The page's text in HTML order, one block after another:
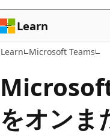
ン
ツ
に
ス
ッ
プ
Learn
Learn Microsoft Teams
をオンま